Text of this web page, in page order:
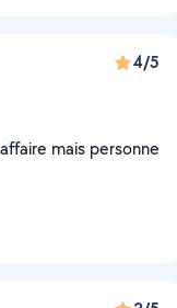
4/5
mais personne